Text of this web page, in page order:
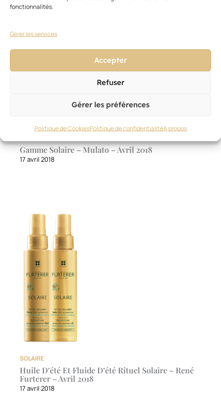
fonctionnalités.
Gérer les services
Accepter
Refuser
Gérer les préférences
Politique de CookiesPolitique de confidentialitéA propos
Gamme Solaire – Mulato – Avril 2018
17 avril 2018
SOLAIRE
Huile D’été Et Fluide D’été Rituel Solaire – René
Furterer – Avril 2018
17 avril 2018